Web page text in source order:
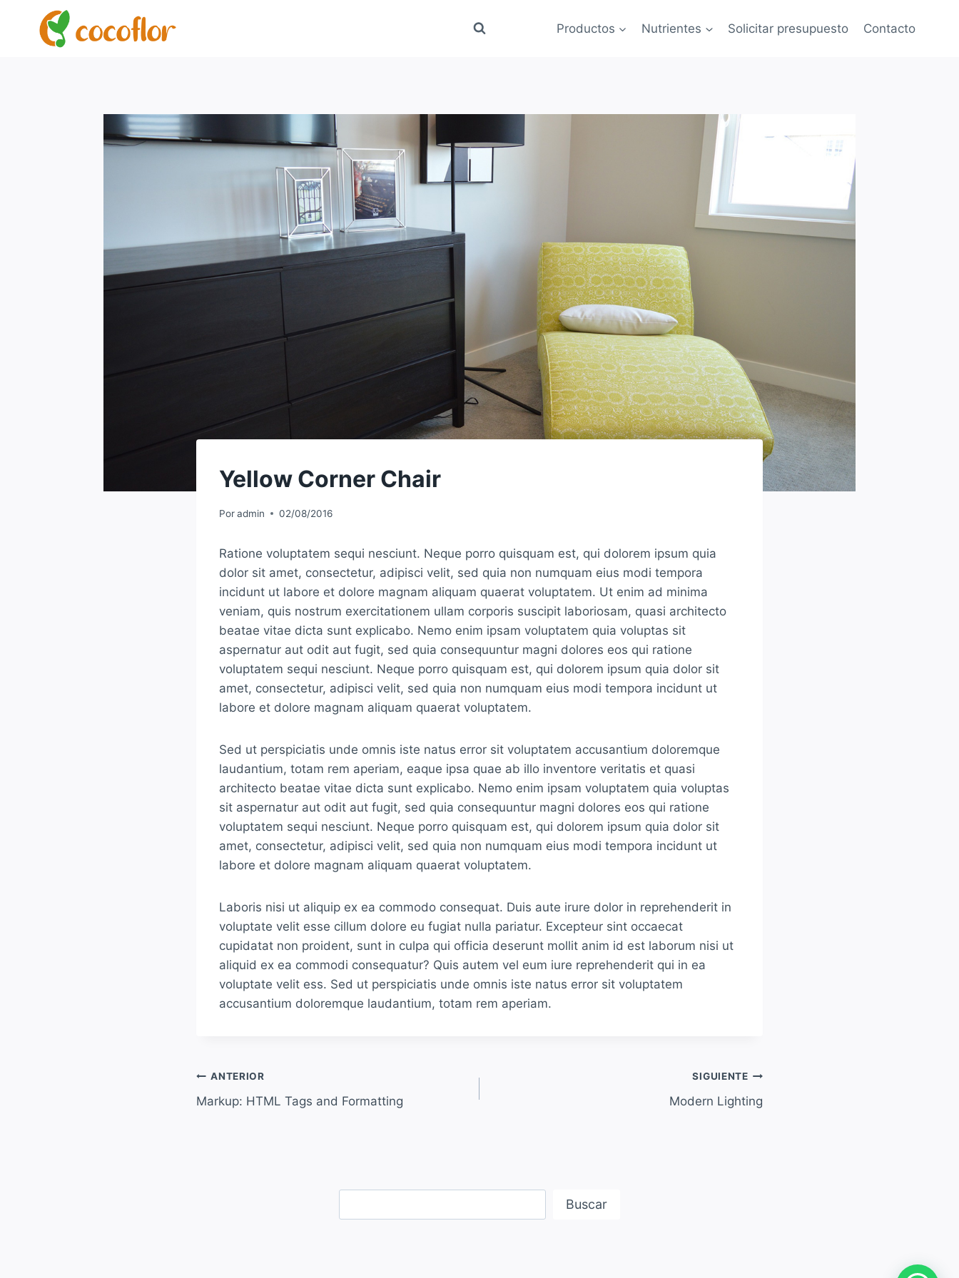
Productos Nutrientes Solicitar presupuesto Contacto
Yellow Corner Chair
Poradmin 02/08/2016
Ratione voluptatem sequi nesciunt. Neque porro quisquam est, qui dolorem ipsum quia
dolor sit amet, consectetur, adipisci velit, sed quia non numquam eius modi tempora
incidunt ut labore et dolore magnam aliquam quaerat voluptatem. Ut enim ad minima
veniam, quis nostrum exercitationem ullam corporis suscipit laboriosam, quasi architecto
beatae vitae dicta sunt explicabo. Nemo enim ipsam voluptatem quia voluptas sit
aspernatur aut odit aut fugit, sed quia consequuntur magni dolores eos qui ratione
voluptatem sequi nesciunt. Neque porro quisquam est, qui dolorem ipsum quia dolor sit
amet, consectetur, adipisci velit, sed quia non numquam eius modi tempora incidunt ut
labore et dolore magnam aliquam quaerat voluptatem.
Sed ut perspiciatis unde omnis iste natus error sit voluptatem accusantium doloremque
laudantium, totam rem aperiam, eaque ipsa quae ab illo inventore veritatis et quasi
architecto beatae vitae dicta sunt explicabo. Nemo enim ipsam voluptatem quia voluptas
sit aspernatur aut odit aut fugit, sed quia consequuntur magni dolores eos qui ratione
voluptatem sequi nesciunt. Neque porro quisquam est, qui dolorem ipsum quia dolor sit
amet, consectetur, adipisci velit, sed quia non numquam eius modi tempora incidunt ut
labore et dolore magnam aliquam quaerat voluptatem.
Laboris nisi ut aliquip ex ea commodo consequat. Duis aute irure dolor in reprehenderit in
voluptate velit esse cillum dolore eu fugiat nulla pariatur. Excepteur sint occaecat
cupidatat non proident, sunt in culpa qui officia deserunt mollit anim id est laborum nisi ut
aliquid ex ea commodi consequatur? Quis autem vel eum iure reprehenderit qui in ea
voluptate velit ess. Sed ut perspiciatis unde omnis iste natus error sit voluptatem
accusantium doloremque laudantium, totam rem aperiam.
ANTERIOR
Markup: HTML Tags and Formatting
SIGUIENTE
Modern Lighting
Buscar